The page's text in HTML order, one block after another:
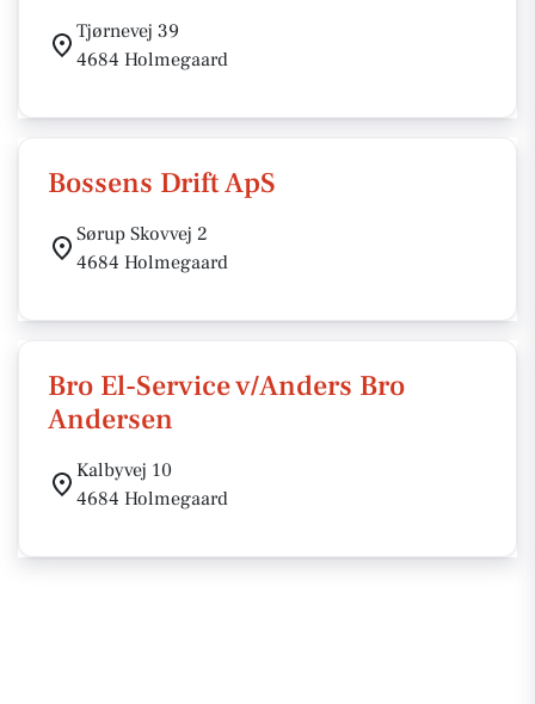
Tjørnevej 39
4684 Holmegaard
Bossens Drift ApS
Sørup Skovvej 2
4684 Holmegaard
Bro El-Service v/Anders Bro
Andersen
Kalbyvej 10
4684 Holmegaard